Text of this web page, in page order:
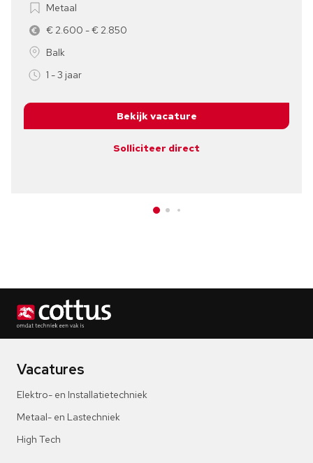
Metaal
€ 2.600 - € 2.850
Balk
1 - 3 jaar
Solliciteer direct
Bekijk vacature
Vacatures
Elektro- en Installatietechniek
Metaal- en Lastechniek
High Tech